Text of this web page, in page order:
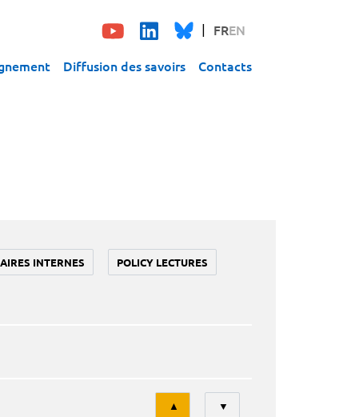
FREN
Diffusion des savoirs Contacts
INTERNES POLICY LECTURES
Tri
▲ ▼